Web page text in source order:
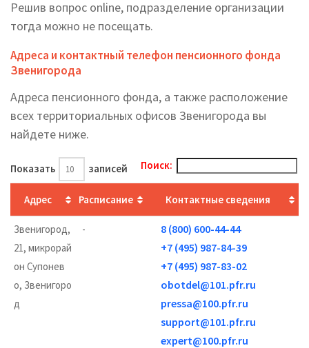
Решив вопрос online, подразделение организации
тогда можно не посещать.
Адреса и контактный телефон пенсионного фонда
Звенигорода
Адреса пенсионного фонда, а также расположение
всех территориальных офисов Звенигорода вы
найдете ниже.
Показать записей Поиск:
Адрес Расписание Контактные сведения
Звенигород,
21, микрорай
он Супонев
о, Звенигоро
д
-
8 (800) 600-44-44
+7 (495) 987-84-39
+7 (495) 987-83-02
obotdel@101.pfr.ru
pressa@100.pfr.ru
support@101.pfr.ru
expert@100.pfr.ru